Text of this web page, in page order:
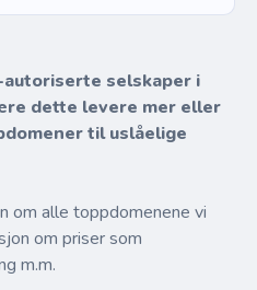
autoriserte selskaper i
dette levere mer eller
til uslåelige
om alle toppdomenene vi
om priser som
m.m.